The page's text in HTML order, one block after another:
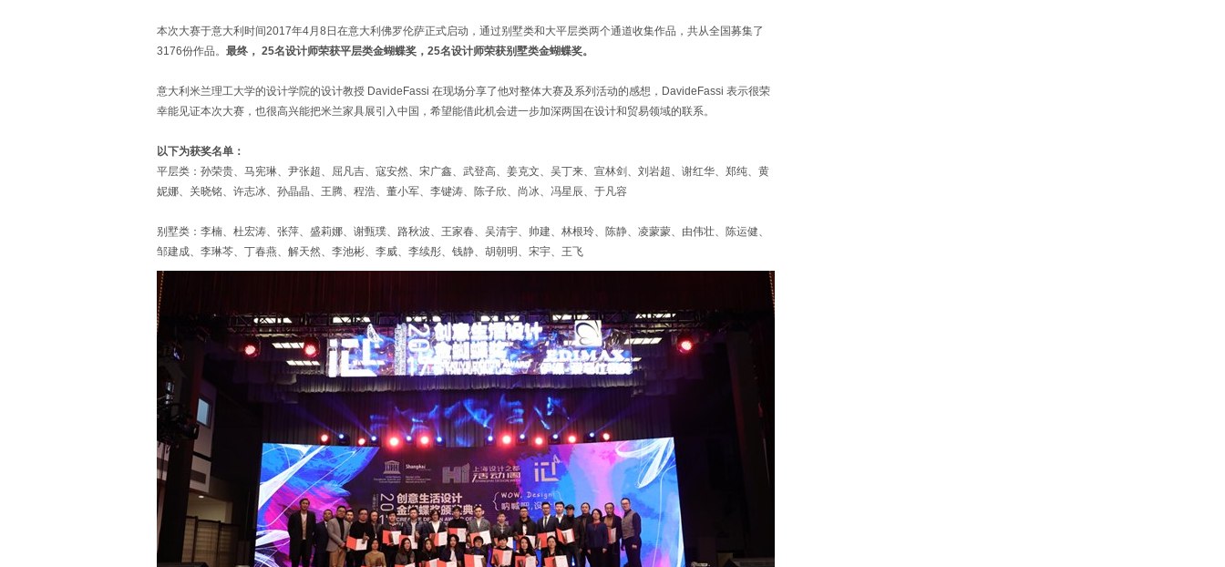
本次大赛于意大利时间2017年4月8日在意大利佛罗伦萨正式启动，通过别墅类和大平层类两个通道收集作品，共从全国募集了
3176份作品。 最终， 25名设计师荣获平层类金蝴蝶奖，25名设计师荣获别墅类金蝴蝶奖。
意大利米兰理工大学的设计学院的设计教授 DavideFassi 在现场分享了他对整体大赛及系列活动的感想，DavideFassi 表示很荣
幸能见证本次大赛，也很高兴能把米兰家具展引入中国，希望能借此机会进一步加深两国在设计和贸易领域的联系。
以下为获奖名单：
平层类：孙荣贵、马宪琳、尹张超、屈凡吉、寇安然、宋广鑫、武登高、姜克文、吴丁来、宣林剑、刘岩超、谢红华、郑纯、黄
妮娜、关晓铭、许志冰、孙晶晶、王腾、程浩、董小军、李键涛、陈子欣、尚冰、冯星辰、于凡容
别墅类：李楠、杜宏涛、张萍、盛莉娜、谢甄璞、路秋波、王家春、吴清宇、帅建、林根玲、陈静、凌蒙蒙、由伟壮、陈运健、
邹建成、李琳芩、丁春燕、解天然、李池彬、李威、李续彤、钱静、胡朝明、宋宇、王飞